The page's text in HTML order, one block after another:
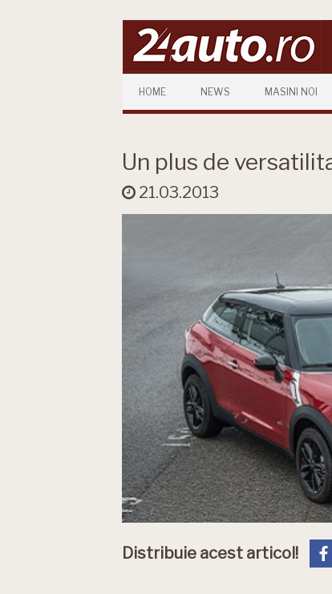
HOME NEWS MASINI NOI
Un plus de
21.03.2013
Distribuie acest articol!